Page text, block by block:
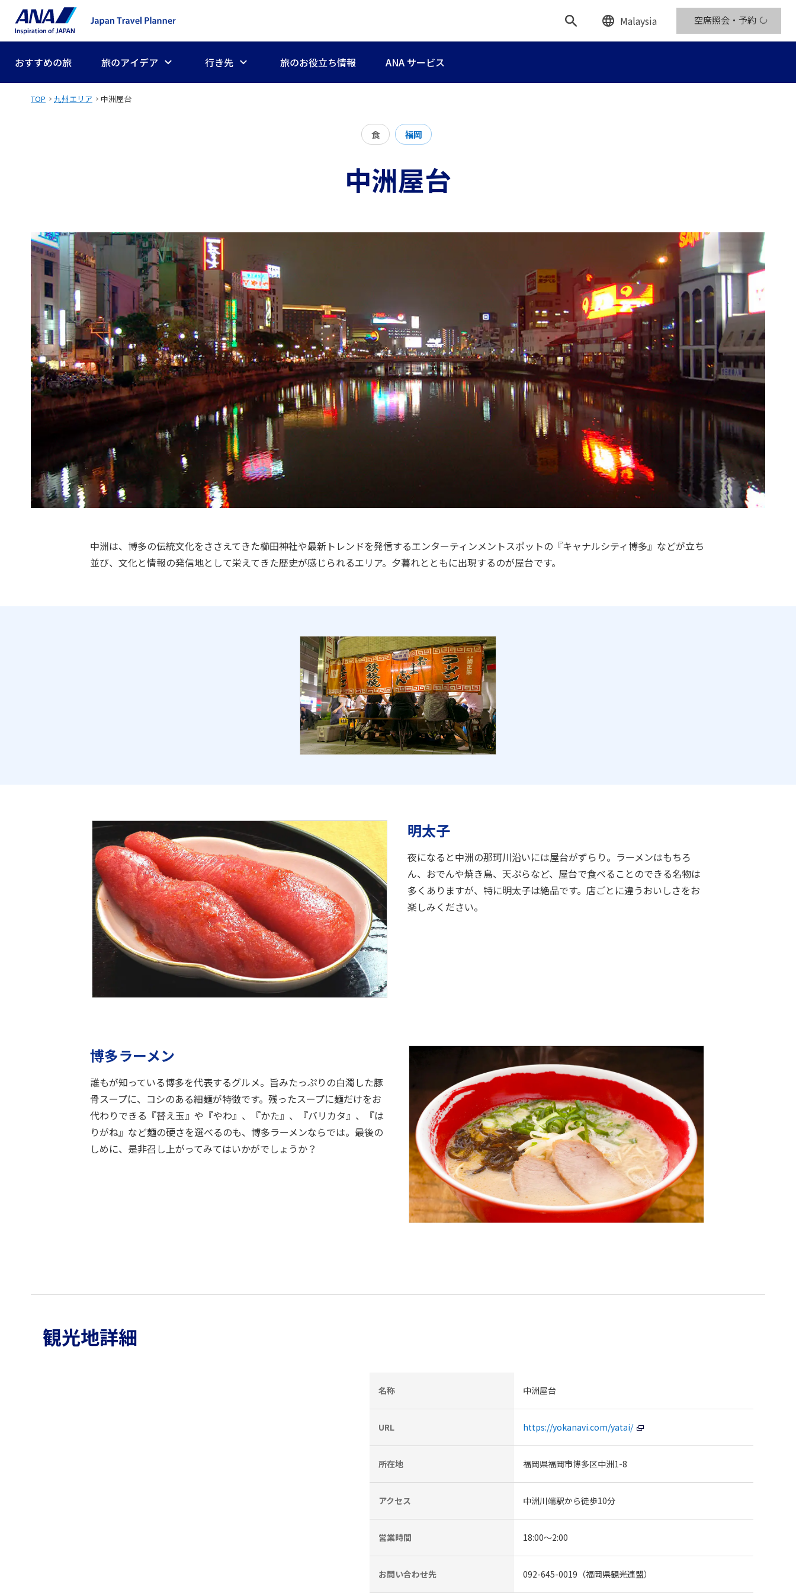
Malaysia 空席照会・予約
おすすめの旅 旅のアイデア 行き先 旅のお役立ち情報 ANA サービス
TOP 九州エリア 中洲屋台
食 福岡
中洲屋台
中洲は、博多の伝統文化をささえてきた櫛田神社や最新トレンドを発信するエンターティンメントスポットの『キャナルシティ博多』などが立ち
並び、文化と情報の発信地として栄えてきた歴史が感じられるエリア。夕暮れとともに出現するのが屋台です。
明太子
夜になると中洲の那珂川沿いには屋台がずらり。ラーメンはもちろ
ん、おでんや焼き鳥、天ぷらなど、屋台で食べることのできる名物は
多くありますが、特に明太子は絶品です。店ごとに違うおいしさをお
楽しみください。
博多ラーメン
誰もが知っている博多を代表するグルメ。旨みたっぷりの白濁した豚
骨スープに、コシのある細麺が特徴です。残ったスープに麺だけをお
代わりできる『替え玉』や『やわ』、『かた』、『バリカタ』、『は
りがね』など麺の硬さを選べるのも、博多ラーメンならでは。最後の
しめに、是非召し上がってみてはいかがでしょうか？
観光地詳細
名称 中洲屋台
URL https://yokanavi.com/yatai/
所在地 福岡県福岡市博多区中洲1-8
アクセス 中洲川端駅から徒歩10分
営業時間 18:00～2:00
お問い合わせ先 092-645-0019（福岡県観光連盟）